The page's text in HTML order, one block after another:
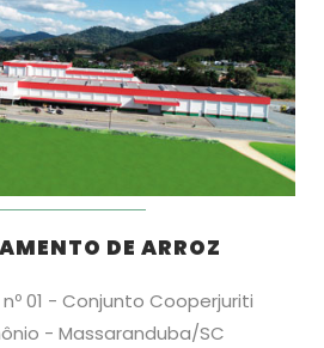
DE ARROZ
01 - Conjunto Cooperjuriti
- Massaranduba/SC